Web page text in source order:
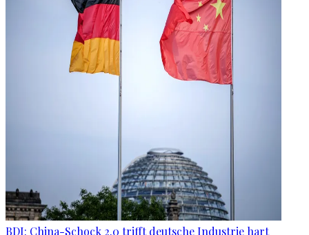
BDI: China-Schock 2.0 trifft deutsche Industrie hart